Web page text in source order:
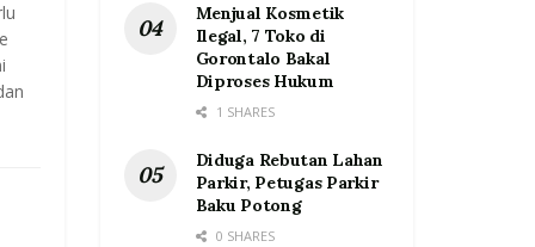
Menjual Kosmetik
Ilegal, 7 Toko di
Gorontalo Bakal
Diproses Hukum
1 SHARES
Diduga Rebutan Lahan
Parkir, Petugas Parkir
Baku Potong
0 SHARES